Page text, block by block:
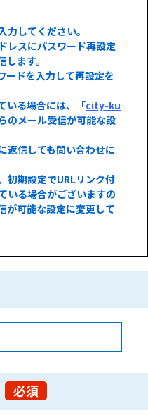
してください。
レスにパスワード再設定
ます。
ードを入力して再設定を
いる場合には、「city-ku
のメール受信が可能な設
返信しても問い合わせに
初期設定でURLリンク付
いる場合がございますの
が可能な設定に変更して
必須